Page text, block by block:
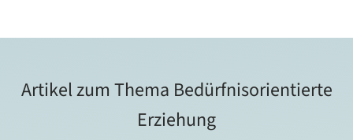
Artikel zum Thema Bedürfnisorientierte
Erziehung